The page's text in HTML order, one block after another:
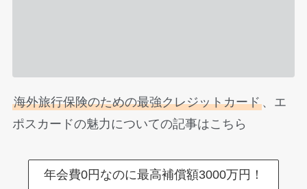
海外旅行保険のための最強クレジットカード、エ
ポスカードの魅力についての記事はこちら
年会費0円なのに最高補償額3000万円！